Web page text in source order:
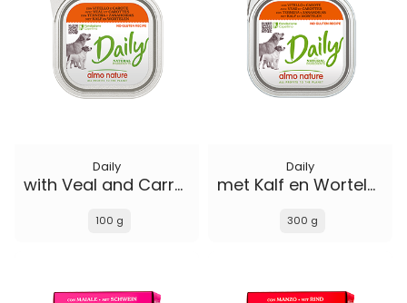
Daily
with Veal and Carrots
100 g
Daily
met Kalf en Wortelen
300 g